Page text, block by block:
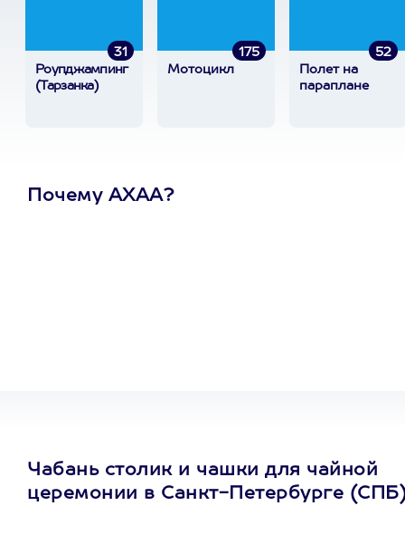
31
Роупджампинг
(Тарзанка)
175
Мотоцикл
52
Полет на
параплане
Почему АХАА?
Чабань столик и чашки для чайной
церемонии в Санкт-Петербурге